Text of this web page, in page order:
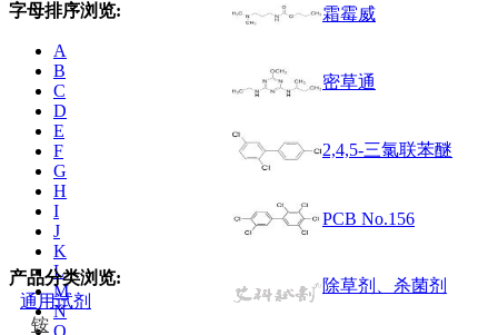
字母排序浏览:
A
B
C
D
E
F
G
H
I
J
K
L
M
N
O
产品分类浏览:
通用试剂
铵
霜霉威
密草通
2,4,5-三氯联苯醚
PCB No.156
除草剂、杀菌剂